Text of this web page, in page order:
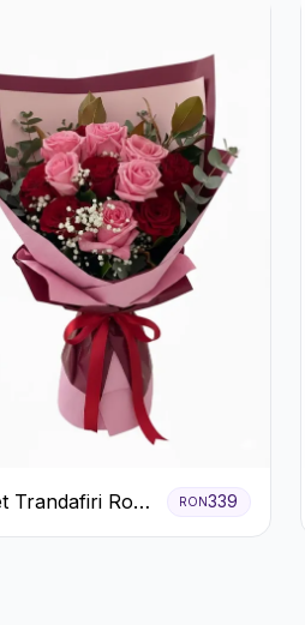
Trandafiri Roz
cu Eucalipt și
RON339